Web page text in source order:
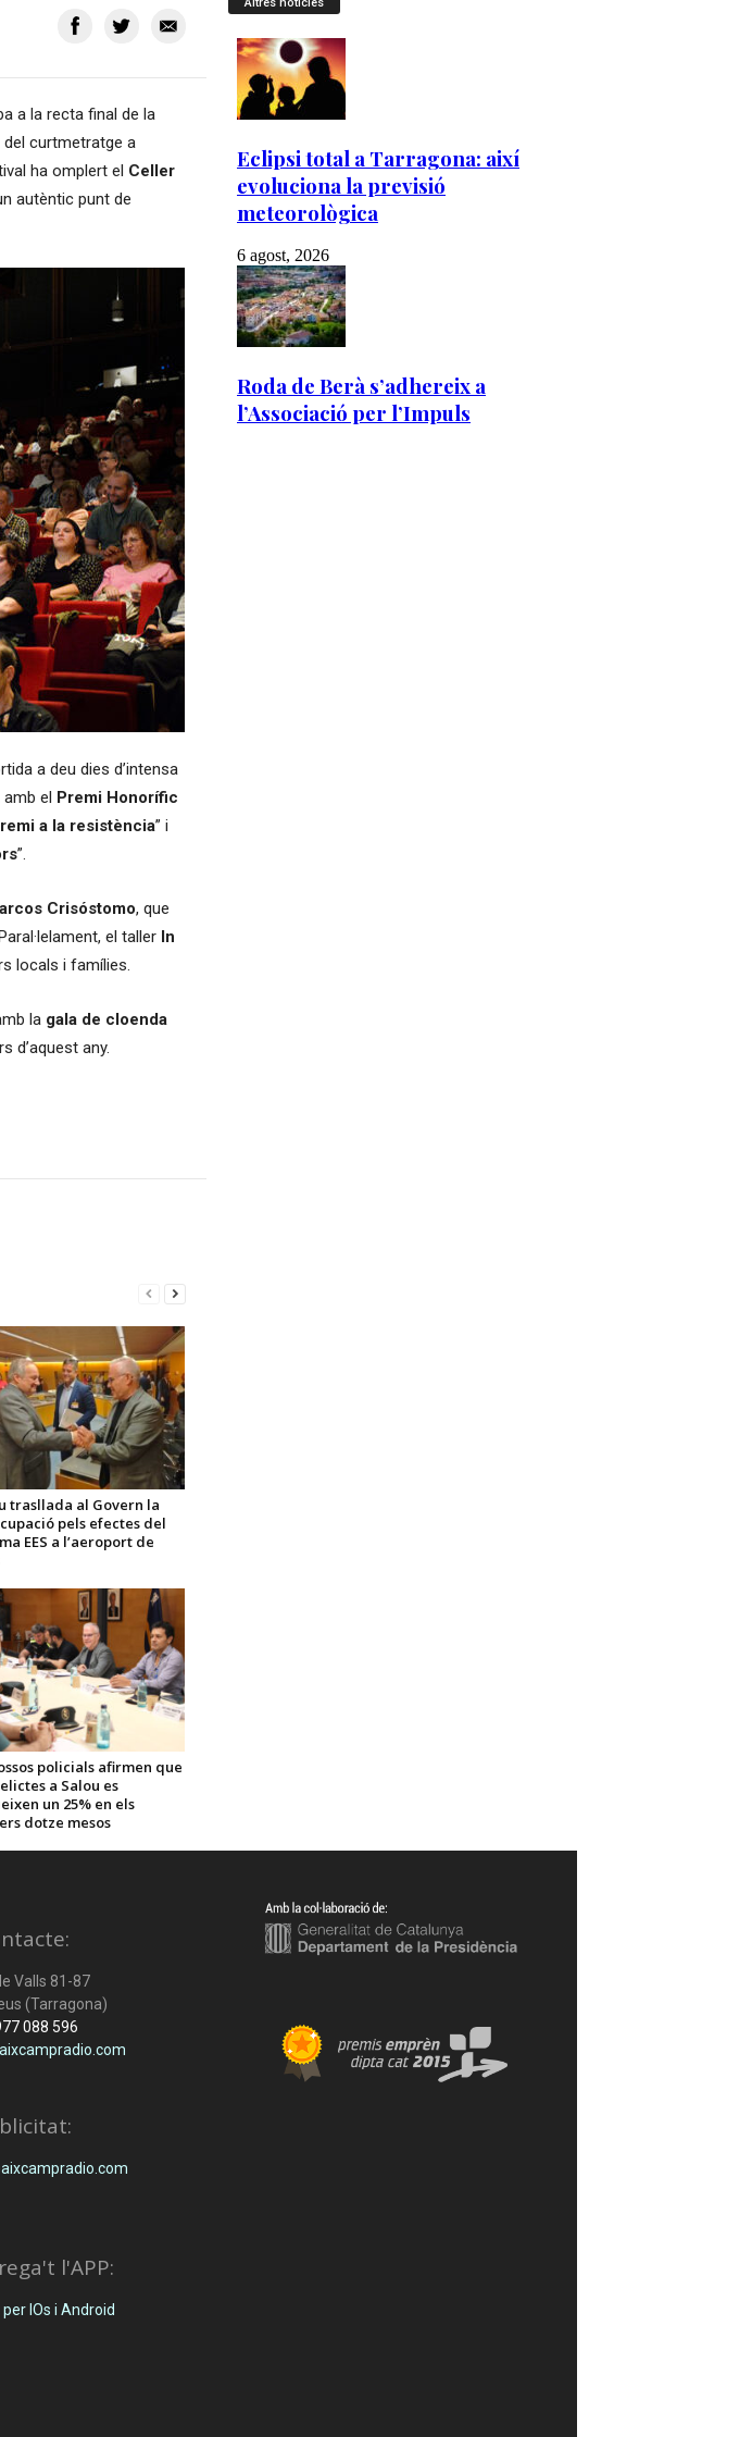
a la recta final de la
curtmetratge a
ha omplert el Celler
autèntic punt de
a deu dies d’intensa
amb el Premi Honorífic
a la resistència” i
”.
Crisóstomo, que
el taller In
locals i famílies.
la gala de cloenda
d’aquest any.
trasllada al Govern la
pels efectes del
EES a l’aeroport de
policials afirmen que
a Salou es
un 25% en els
dotze mesos
Valls 81-87
(Tarragona)
088 596
l'APP:
IOs i Android